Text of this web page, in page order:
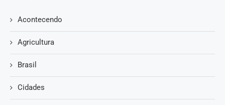
Acontecendo
Agricultura
Brasil
Cidades